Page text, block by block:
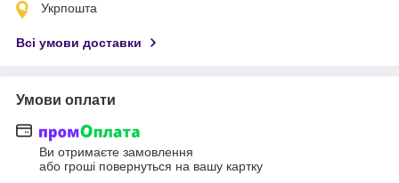
Укрпошта
Всі умови доставки
Умови оплати
Ви отримаєте замовлення
або гроші повернуться на вашу картку